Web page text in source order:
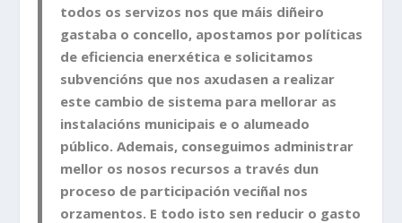
todos os servizos nos que máis diñeiro
gastaba o concello, apostamos por políticas
de eficiencia enerxética e solicitamos
subvencións que nos axudasen a realizar
este cambio de sistema para mellorar as
instalacións municipais e o alumeado
público. Ademais, conseguimos administrar
mellor os nosos recursos a través dun
proceso de participación veciñal nos
orzamentos. E todo isto sen reducir o gasto